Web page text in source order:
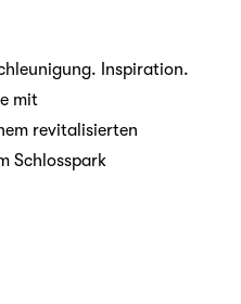
Inspiration.
mit
revitalisierten
Schlosspark